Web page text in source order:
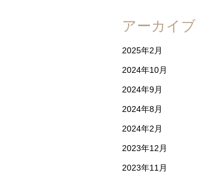
アーカイブ
2025年2月
2024年10月
2024年9月
2024年8月
2024年2月
2023年12月
2023年11月